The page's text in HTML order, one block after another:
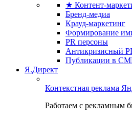
★ Контент-
Бренд-медиа
Крауд-маркетинг
Формирование
PR персоны
Антикризисный
Публикации в
Я.Директ
Контекстная реклама
Работаем с рекламным